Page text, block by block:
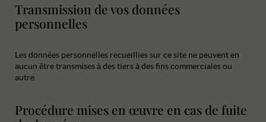
Transmission de vos données
personnelles
Les données personnelles recueillies sur ce site ne peuvent en
aucun être transmises à des tiers à des fins commerciales ou
autre.
Procédure mises en œuvre en cas de fuite